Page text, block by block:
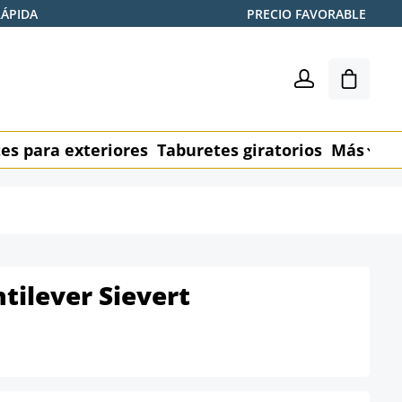
PRECIO FAVORABLE
El
para exteriores Taburetes giratorios Más
Sievert